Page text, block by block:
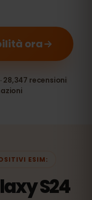
ora
28,347 recensioni
ESIM:
S24